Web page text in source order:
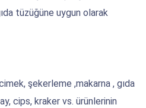
tüzüğüne uygun olarak
şekerleme ,makarna , gıda
cips, kraker vs. ürünlerinin